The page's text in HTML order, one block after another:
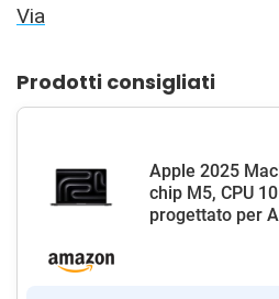
Via
Prodotti consigliati
Apple 2025
chip M5, CPU
progettato per